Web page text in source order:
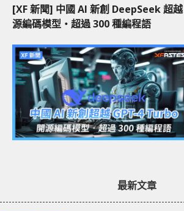
[XF 新聞] 中國 AI 新創 DeepSeek 超
源編碼模型‧超過 300 種編程語
最新文章